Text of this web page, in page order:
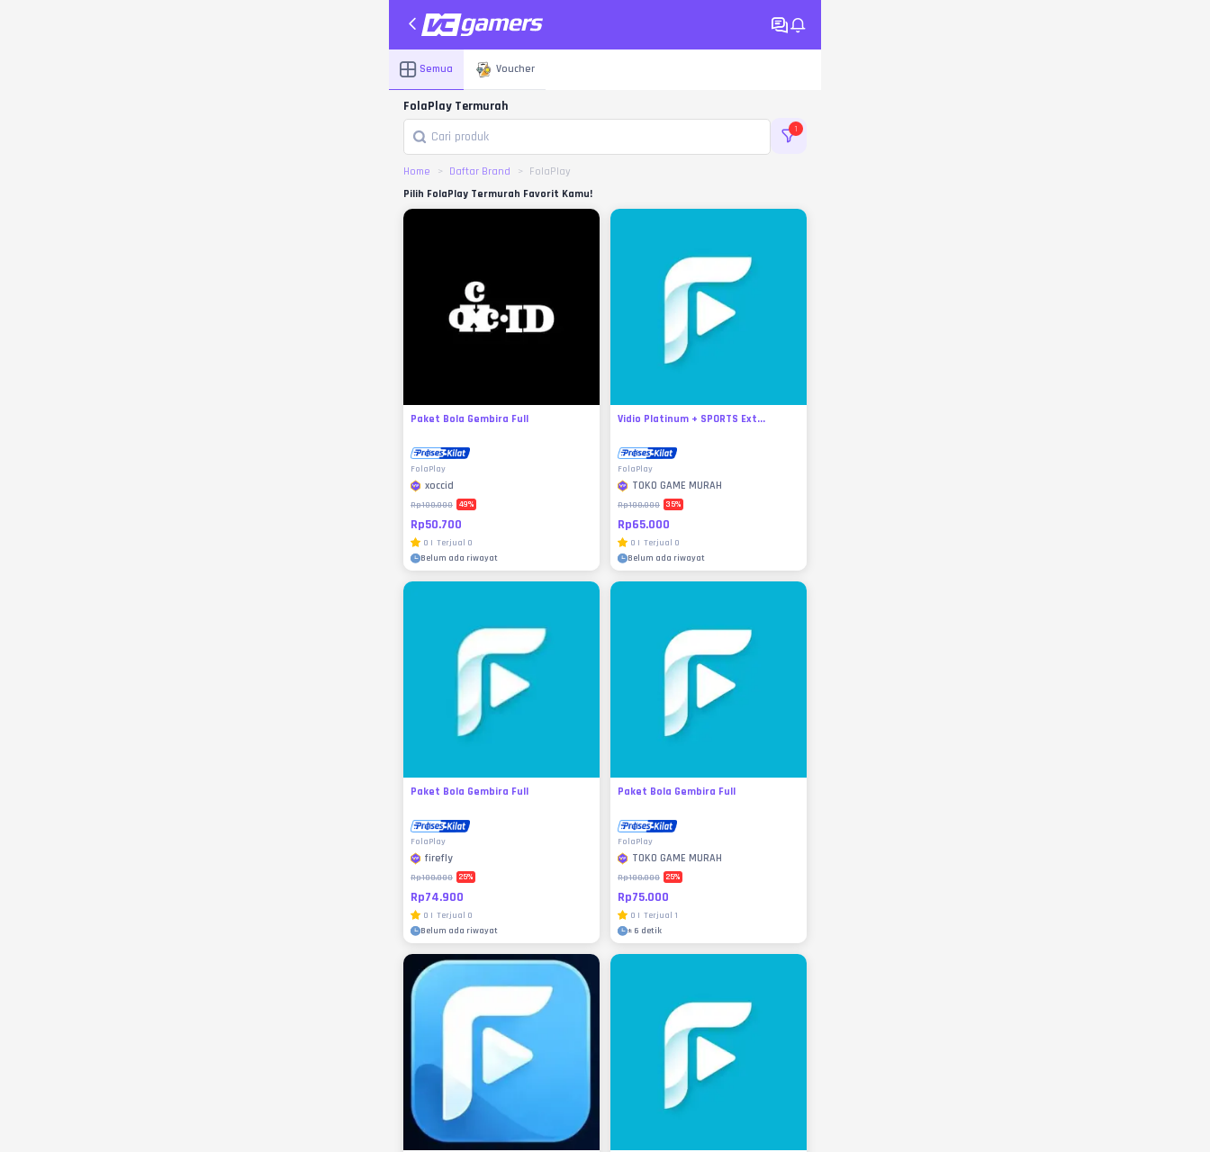
Semua Voucher
FolaPlay Termurah
1
Home Daftar Brand
FolaPlay
Pilih FolaPlay Termurah Favorit Kamu!
Paket Bola Gembira Full
FolaPlay
xoccid
Rp100.000 49%
Rp50.700
0 | Terjual 0
Belum ada riwayat
Vidio Platinum + SPORTS Ext...
FolaPlay
TOKO GAME MURAH
Rp100.000 35%
Rp65.000
0 | Terjual 0
Belum ada riwayat
Paket Bola Gembira Full
FolaPlay
firefly
Rp100.000 25%
Rp74.900
0 | Terjual 0
Belum ada riwayat
Paket Bola Gembira Full
FolaPlay
TOKO GAME MURAH
Rp100.000 25%
Rp75.000
0 | Terjual 1
± 6 detik